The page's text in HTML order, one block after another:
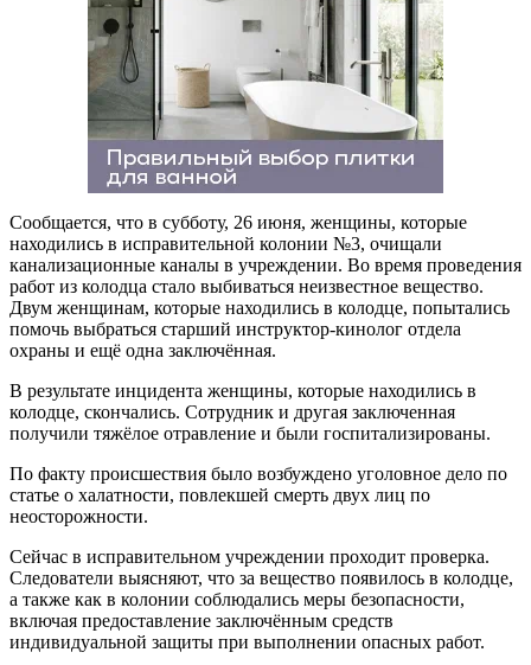
Сообщается, что в субботу, 26 июня, женщины, которые
находились в исправительной колонии №3, очищали
канализационные каналы в учреждении. Во время проведения
работ из колодца стало выбиваться неизвестное вещество.
Двум женщинам, которые находились в колодце, попытались
помочь выбраться старший инструктор-кинолог отдела
охраны и ещё одна заключённая.
В результате инцидента женщины, которые находились в
колодце, скончались. Сотрудник и другая заключенная
получили тяжёлое отравление и были госпитализированы.
По факту происшествия было возбуждено уголовное дело по
статье о халатности, повлекшей смерть двух лиц по
неосторожности.
Сейчас в исправительном учреждении проходит проверка.
Следователи выясняют, что за вещество появилось в колодце,
а также как в колонии соблюдались меры безопасности,
включая предоставление заключённым средств
индивидуальной защиты при выполнении опасных работ.